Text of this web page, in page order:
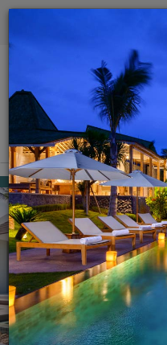
View on map
Bang Po beach
Панель управления cookies